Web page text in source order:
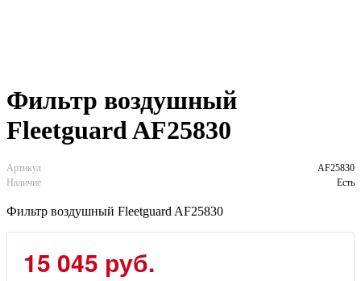
Фильтр воздушный
Fleetguard AF25830
Артикул
AF25830
Наличие
Есть
Фильтр воздушный Fleetguard AF25830
15 045 руб.